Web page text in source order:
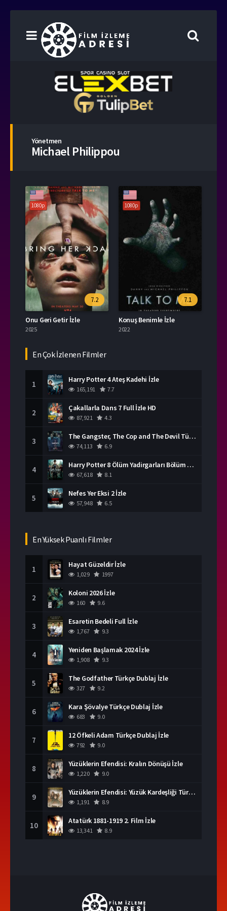
Yönetmen
Michael Philippou
1080p
7.2
Onu Geri Getir İzle
2025
1080p
7.1
Konuş Benimle İzle
2022
En Çok İzlenen Filmler
1 Harry Potter 4 Ateş Kadehi İzle
165,191 7.7
2 Çakallarla Dans 7 Full İzle HD
87,921 4.3
3 The Gangster, The Cop and The Devil Türkçe Dublaj İzle
74,113 6.9
4 Harry Potter 8 Ölüm Yadirgarları Bölüm 2 İzle
67,618 8.1
5 Nefes Yer Eksi 2 İzle
57,948 6.5
En Yüksek Puanlı Filmler
1 Hayat Güzeldir İzle
1,029 1997
2 Koloni 2026 İzle
160 9.6
3 Esaretin Bedeli Full İzle
1,767 9.3
4 Yeniden Başlamak 2024 İzle
1,908 9.3
5 The Godfather Türkçe Dublaj İzle
327 9.2
6 Kara Şövalye Türkçe Dublaj İzle
683 9.0
7 12 Öfkeli Adam Türkçe Dublaj İzle
792 9.0
8 Yüzüklerin Efendisi: Kralın Dönüşü İzle
1,220 9.0
9 Yüzüklerin Efendisi: Yüzük Kardeşliği Türkçe Dublaj İzle
1,191 8.9
10 Atatürk 1881-1919 2. Film İzle
13,341 8.9